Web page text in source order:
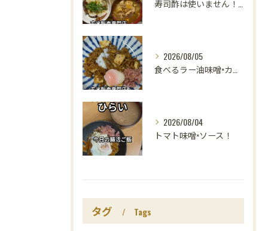
2026/08/05
2026/08/04
トマト味噌×ソース！
タグ Tags